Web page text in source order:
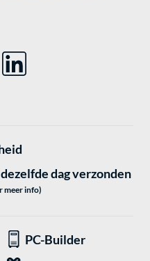
dag verzonden
meer info)
PC-Builder